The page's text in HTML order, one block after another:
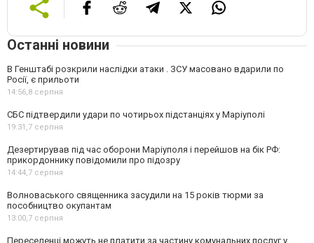
Останні новини
В Генштабі розкрили наслідки атаки . ЗСУ масовано вдарили по
Росії, є прильоти
14:56,8 серпня
СБС підтвердили удари по чотирьох підстанціях у Маріуполі
19:31,7 серпня
Дезертирував під час оборони Маріуполя і перейшов на бік РФ:
прикордоннику повідомили про підозру
14:44,7 серпня
Волноваського священника засудили на 15 років тюрми за
пособництво окупантам
13:00,7 серпня
Переселенці можуть не платити за частину комунальних послуг у